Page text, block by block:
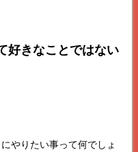
好きなことではない
やりたい事って何でしょ